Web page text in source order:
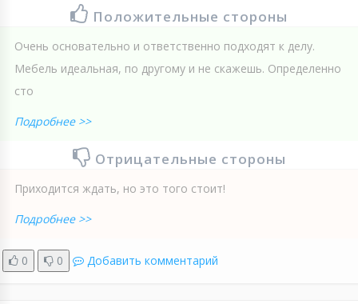
Положительные стороны
Очень основательно и ответственно подходят к делу.
Мебель идеальная, по другому и не скажешь. Определенно
сто
Подробнее >>
Отрицательные стороны
Приходится ждать, но это того стоит!
Подробнее >>
0 0 Добавить комментарий